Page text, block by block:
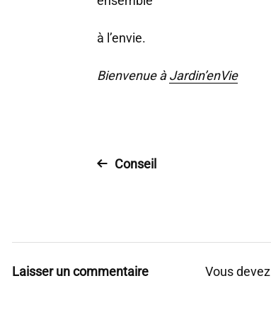
à l’envie.
Bienvenue à Jardin’enVie
Conseil
Laisser un commentaire Vous devez